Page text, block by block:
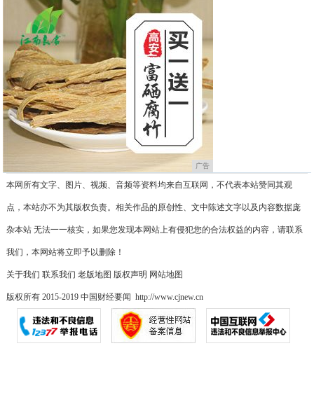
广告
本网所有文字、图片、视频、音频等资料均来自互联网，不代表本站赞同其观
点，本站亦不为其版权负责。相关作品的原创性、文中陈述文字以及内容数据庞
杂本站 无法一一核实，如果您发现本网站上有侵犯您的合法权益的内容，请联系
我们，本网站将立即予以删除！
关于我们 联系我们 老版地图 版权声明 网站地图
版权所有 2015-2019 中国财经要闻 http://www.cjnew.cn